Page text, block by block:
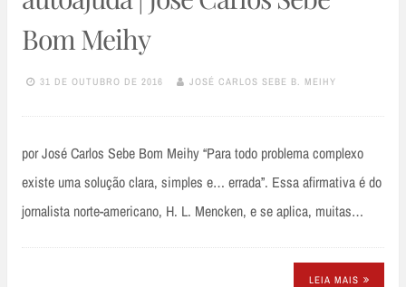
Bom Meihy
31 DE OUTUBRO DE 2016 JOSÉ CARLOS SEBE B. MEIHY
por José Carlos Sebe Bom Meihy “Para todo problema complexo
existe uma solução clara, simples e… errada”. Essa afirmativa é do
jornalista norte-americano, H. L. Mencken, e se aplica, muitas…
LEIA MAIS